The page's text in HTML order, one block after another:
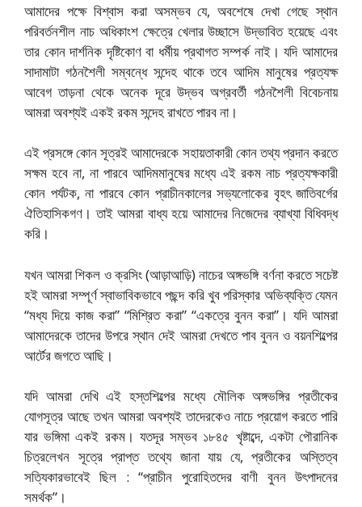
আমাদের পক্ষে বিশ্বাস করা অসম্ভব যে, অবশেষে দেখা গেছে স্থান
পরিবর্তনশীল নাচ অধিকাংশ ক্ষেত্রে খেলার উচ্ছাসে উদ্ভাবিত হয়েছে এবং
তার কোন দার্শনিক দৃষ্টিকোণ বা ধর্মীয় প্রথাগত সম্পর্ক নাই। যদি আমাদের
সাদামাটা গঠনশৈলী সম্বন্ধে সন্দেহ থাকে তবে আদিম মানুষের প্রত্যক্ষ
আবেগ তাড়না থেকে অনেক দূরে উদ্ভব অগ্রবর্তী গঠনশৈলী বিবেচনায়
আমরা অবশ্যই একই রকম সন্দেহ রাখতে পারব না।
এই প্রসঙ্গে কোন সূত্রই আমাদেরকে সহায়তাকারী কোন তথ্য প্রদান করতে
সক্ষম হবে না, না পারবে আদিমমানুষের মধ্যে এই রকম নাচ প্রত্যক্ষকারী
কোন পর্যটক, না পারবে কোন প্রাচীনকালের সভ্যলোকের বৃহৎ জাতিবর্গের
ঐতিহাসিকগণ। তাই আমরা বাধ্য হয়ে আমাদের নিজেদের ব্যাখ্যা বিধিবদ্ধ
করি।
যখন আমরা শিকল ও ক্রসিং (আড়াআড়ি) নাচের অঙ্গভঙ্গি বর্ণনা করতে সচেষ্ট
হই আমরা সম্পূর্ণ স্বাভাবিকভাবে পছন্দ করি খুব পরিস্কার অভিব্যক্তি যেমন
“মধ্য দিয়ে কাজ করা” “মিশ্রিত করা” “একত্রে বুনন করা”। যদি আমরা
আমাদেরকে তাদের উপরে স্থান দেই আমরা দেখতে পাব বুনন ও বয়নশিল্পের
আর্টের জগতে আছি।
যদি আমরা দেখি এই হস্তশিল্পের মধ্যে মৌলিক অঙ্গভঙ্গির প্রতীকের
যোগসূত্র আছে তখন আমরা অবশ্যই তাদেরকেও নাচে প্রয়োগ করতে পারি
যার ভঙ্গিমা একই রকম। যতদূর সম্ভব ১৮৪৫ খৃষ্টাব্দে, একটা পৌরানিক
চিত্রলেখন সূত্রে প্রাপ্ত তথ্যে জানা যায় যে, প্রতীকের অস্তিত্ব
সত্যিকারভাবেই ছিল : “প্রাচীন পুরোহিতদের বাণী বুনন উৎপাদনের
সমর্থক”।